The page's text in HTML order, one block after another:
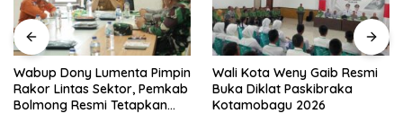
Wabup Dony Lumenta Pimpin
Rakor Lintas Sektor, Pemkab
Bolmong Resmi Tetapkan
Wali Kota Weny Gaib Resmi
Buka Diklat Paskibraka
Kotamobagu 2026